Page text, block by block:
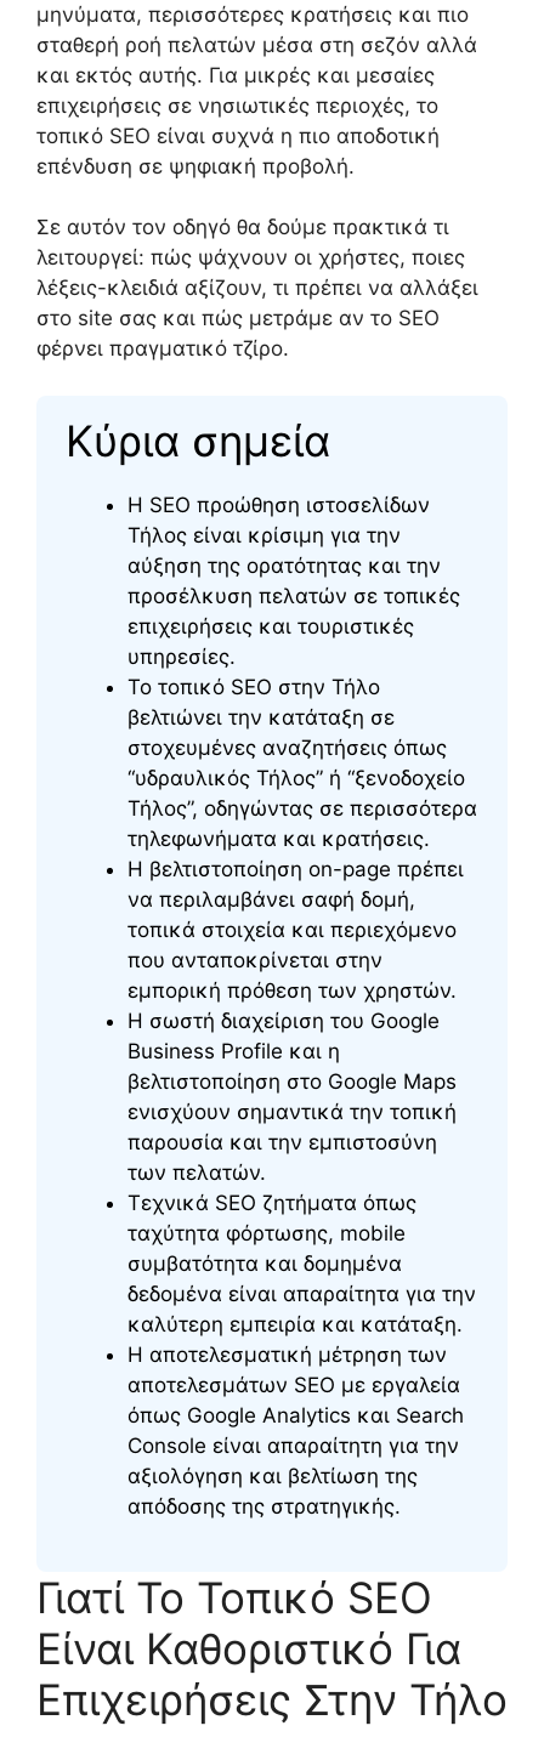
μηνύματα, περισσότερες κρατήσεις και πιο
σταθερή ροή πελατών μέσα στη σεζόν αλλά
και εκτός αυτής. Για μικρές και μεσαίες
επιχειρήσεις σε νησιωτικές περιοχές, το
τοπικό SEO είναι συχνά η πιο αποδοτική
επένδυση σε ψηφιακή προβολή.
Σε αυτόν τον οδηγό θα δούμε πρακτικά τι
λειτουργεί: πώς ψάχνουν οι χρήστες, ποιες
λέξεις-κλειδιά αξίζουν, τι πρέπει να αλλάξει
στο site σας και πώς μετράμε αν το SEO
φέρνει πραγματικό τζίρο.
Κύρια σημεία
Η SEO προώθηση ιστοσελίδων
Τήλος είναι κρίσιμη για την
αύξηση της ορατότητας και την
προσέλκυση πελατών σε τοπικές
επιχειρήσεις και τουριστικές
υπηρεσίες.
Το τοπικό SEO στην Τήλο
βελτιώνει την κατάταξη σε
στοχευμένες αναζητήσεις όπως
“υδραυλικός Τήλος” ή “ξενοδοχείο
Τήλος”, οδηγώντας σε περισσότερα
τηλεφωνήματα και κρατήσεις.
Η βελτιστοποίηση on-page πρέπει
να περιλαμβάνει σαφή δομή,
τοπικά στοιχεία και περιεχόμενο
που ανταποκρίνεται στην
εμπορική πρόθεση των χρηστών.
Η σωστή διαχείριση του Google
Business Profile και η
βελτιστοποίηση στο Google Maps
ενισχύουν σημαντικά την τοπική
παρουσία και την εμπιστοσύνη
των πελατών.
Τεχνικά SEO ζητήματα όπως
ταχύτητα φόρτωσης, mobile
συμβατότητα και δομημένα
δεδομένα είναι απαραίτητα για την
καλύτερη εμπειρία και κατάταξη.
Η αποτελεσματική μέτρηση των
αποτελεσμάτων SEO με εργαλεία
όπως Google Analytics και Search
Console είναι απαραίτητη για την
αξιολόγηση και βελτίωση της
απόδοσης της στρατηγικής.
Γιατί Το Τοπικό SEO
Είναι Καθοριστικό Για
Επιχειρήσεις Στην Τήλο